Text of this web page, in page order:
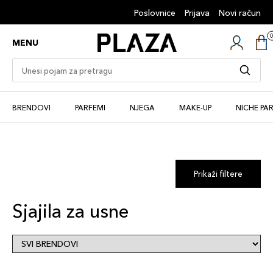
Poslovnice Prijava Novi račun
MENU
BRENDOVI PARFEMI NJEGA MAKE-UP NICHE
Prikaži filtere
Sjajila za usne